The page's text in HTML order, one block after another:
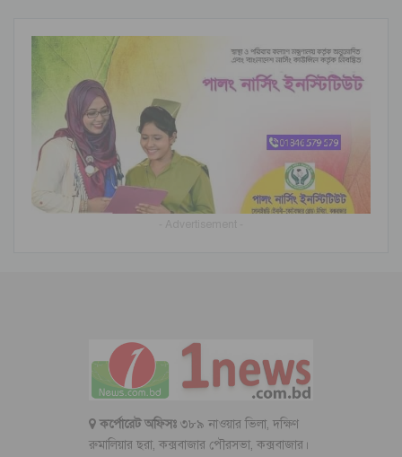
কর্পোরেট অফিসঃ৩৮৯ নাওয়ার ভিলা, দক্ষিণ
রুমালিয়ার ছরা, কক্সবাজার পৌরসভা, কক্সবাজার।